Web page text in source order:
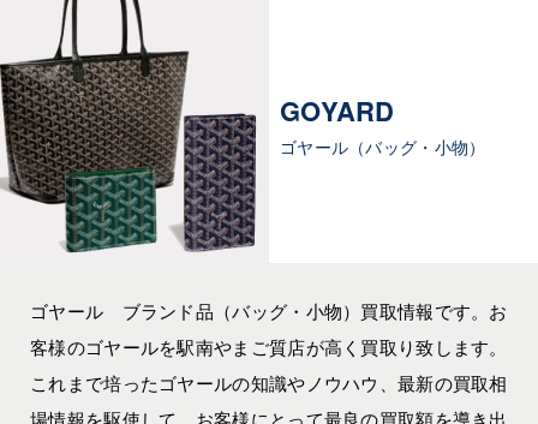
GOYARD
ゴヤール（バッグ・小物）
ゴヤール ブランド品（バッグ・小物）買取情報です。お
客様のゴヤールを駅南やまご質店が高く買取り致します。
これまで培ったゴヤールの知識やノウハウ、最新の買取相
場情報を駆使して、お客様にとって最良の買取額を導き出